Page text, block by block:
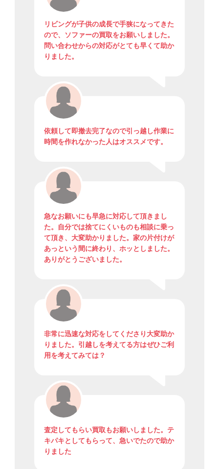
リビングが子供の成長で手狭になってきた
ので、ソファーの買取をお願いしました。
問い合わせからの対応がとても早くて助か
りました。
依頼して即撤去完了なので引っ越し作業に
時間を作れなかった人はオススメです。
急なお願いにも早急に対応して頂きまし
た。自分では捨てにくいものも相談に乗っ
て頂き、大変助かりました。家の片付けが
あっという間に終わり、ホッとしました。
ありがとうございました。
非常に迅速な対応をしてくださり大変助か
りました。引越しを考えてる方はぜひご利
用を考えてみては？
査定してもらい買取もお願いしました。テ
キパキとしてもらって、急いでたので助か
りました